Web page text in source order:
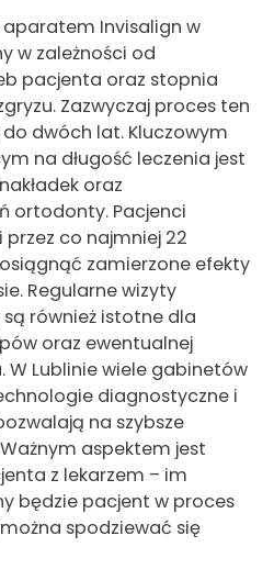
Invisalign w
w zależności od
pacjenta oraz stopnia
Zazwyczaj proces ten
dwóch lat. Kluczowym
na długość leczenia jest
oraz
ortodonty. Pacjenci
przez co najmniej 22
zamierzone efekty
Regularne wizyty
również istotne dla
oraz ewentualnej
W Lublinie wiele gabinetów
diagnostyczne i
na szybsze
aspektem jest
z lekarzem – im
będzie pacjent w proces
spodziewać się